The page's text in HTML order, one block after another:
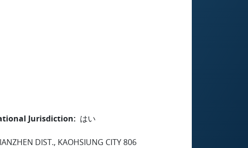
Jurisdiction
はい
DIST., KAOHSIUNG CITY 806